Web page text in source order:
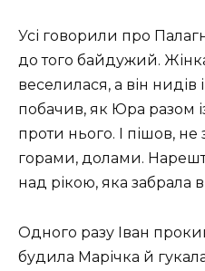
Усі говорили про
до того байдужий.
веселилася, а він нидів
побачив, як Юра разом
проти нього. І пішов,
горами, долами.
над рікою, яка забрала
Одного разу Іван
будила Марічка й